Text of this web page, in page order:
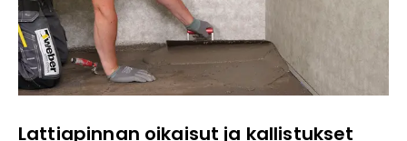
Lattiapinnan oikaisut ja kallistukset